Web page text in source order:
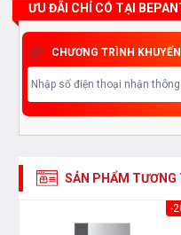
ƯU ĐÃI CHỈ CÓ TẠI
CHƯƠNG TRÌNH
SẢN PHẨM TƯƠNG
-